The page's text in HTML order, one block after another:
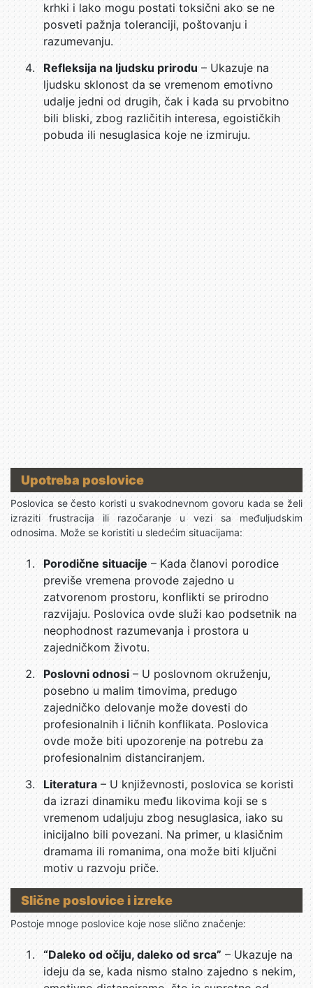
krhki i lako mogu postati toksični ako se ne
posveti pažnja toleranciji, poštovanju i
razumevanju.
Refleksija na ljudsku prirodu– Ukazuje na
ljudsku sklonost da se vremenom emotivno
udalje jedni od drugih, čak i kada su prvobitno
bili bliski, zbog različitih interesa, egoističkih
pobuda ili nesuglasica koje ne izmiruju.
Upotreba poslovice
Poslovica se često koristi u svakodnevnom govoru kada se želi
izraziti frustracija ili razočaranje u vezi sa međuljudskim
odnosima. Može se koristiti u sledećim situacijama:
Porodične situacije– Kada članovi porodice
previše vremena provode zajedno u
zatvorenom prostoru, konflikti se prirodno
razvijaju. Poslovica ovde služi kao podsetnik na
neophodnost razumevanja i prostora u
zajedničkom životu.
Poslovni odnosi– U poslovnom okruženju,
posebno u malim timovima, predugo
zajedničko delovanje može dovesti do
profesionalnih i ličnih konflikata. Poslovica
ovde može biti upozorenje na potrebu za
profesionalnim distanciranjem.
Literatura– U književnosti, poslovica se koristi
da izrazi dinamiku među likovima koji se s
vremenom udaljuju zbog nesuglasica, iako su
inicijalno bili povezani. Na primer, u klasičnim
dramama ili romanima, ona može biti ključni
motiv u razvoju priče.
Slične poslovice i izreke
Postoje mnoge poslovice koje nose slično značenje:
“Daleko od očiju, daleko od srca” – Ukazuje na
ideju da se, kada nismo stalno zajedno s nekim,